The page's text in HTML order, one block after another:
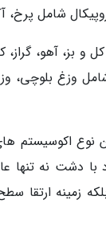
شامل پرخ،
آهو، گراز،
وزغ بلوچی،
نوع اکوسیستم
دشت نه تنها
زمینه ارتقا